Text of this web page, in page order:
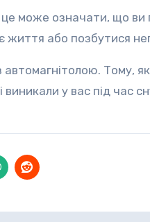
може означати, що ви
або позбутися
автомагнітолою. Тому,
виникали у вас під час